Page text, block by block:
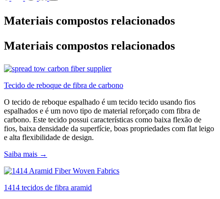
Materiais compostos relacionados
Materiais compostos relacionados
Tecido de reboque de fibra de carbono
O tecido de reboque espalhado é um tecido tecido usando fios
espalhados e é um novo tipo de material reforçado com fibra de
carbono. Este tecido possui características como baixa flexão de
fios, baixa densidade da superfície, boas propriedades com flat leigo
e alta flexibilidade de design.
Saiba mais →
1414 tecidos de fibra aramid